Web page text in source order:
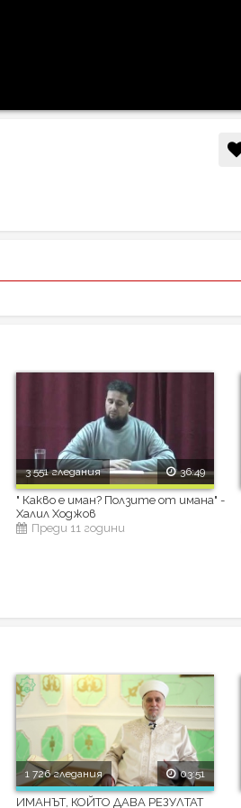
3 551 гледания 36:49
" Какво е иман? Ползите от имана" -
Халил Ходжов
Преди 11 години
1 726 гледания 03:51
ИМАНЪТ, КОЙТО ДАВА РЕЗУЛТАТ